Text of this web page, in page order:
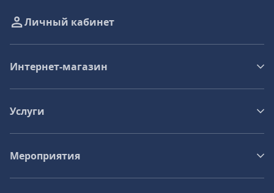
Личный кабинет
Интернет-магазин
Услуги
Мероприятия